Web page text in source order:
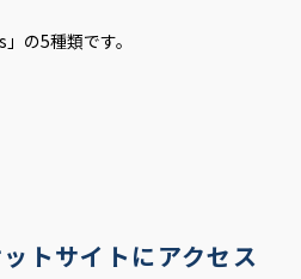
の5種類です。
トサイトにアクセス